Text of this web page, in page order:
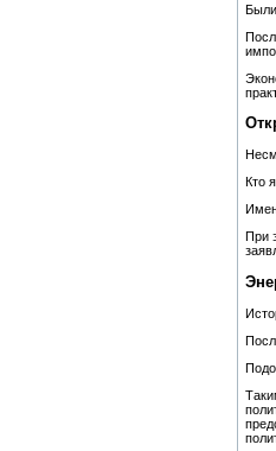
Были
Кто
При